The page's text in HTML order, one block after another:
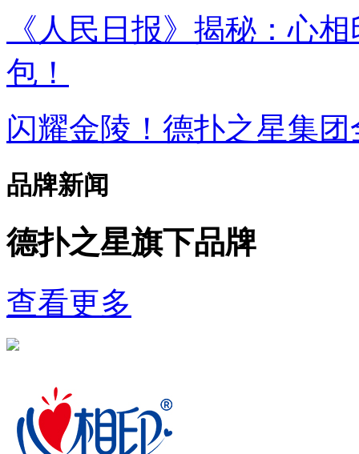
《人民日报》揭秘：
包！
闪耀金陵！德扑之星
品牌新闻
德扑之星旗下品牌
查看更多